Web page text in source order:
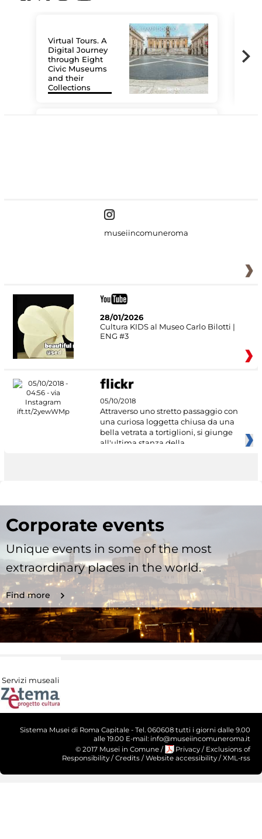
Virtual Tours. A
Digital Journey
through Eight
Civic Museums
and their
Collections
museiincomuneroma
28/01/2026
Cultura KIDS al Museo Carlo Bilotti |
ENG #3
05/10/2018
Attraverso uno stretto passaggio con
una curiosa loggetta chiusa da una
bella vetrata a tortiglioni, si giunge
all'ultima stanza della
Corporate events
Unique events in some of the most
extraordinary places in the world.
Find more
Servizi museali
Sistema Musei di Roma Capitale - Tel. 060608 tutti i giorni dalle 9.00
alle 19.00 E-mail: info@museiincomuneroma.it
© 2017 Musei in Comune / Privacy / Exclusions of
Responsibility /Credits /Website accessibility /XML-rss